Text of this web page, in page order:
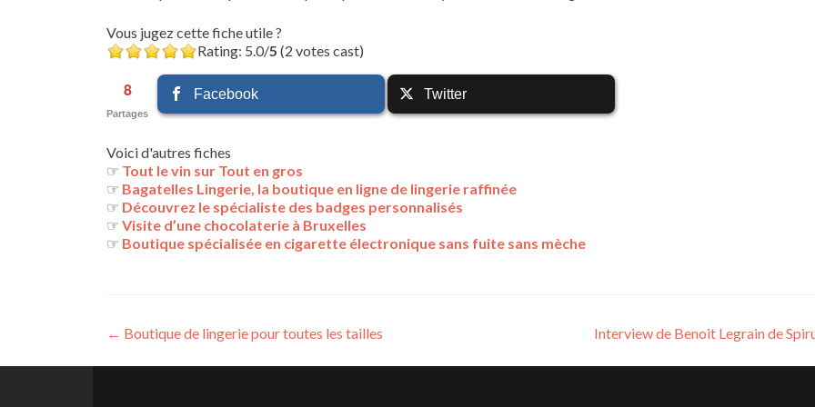
Vous jugez cette fiche utile ?
Rating: 5.0/5 (2 votes cast)
8
Partages
Facebook Twitter
Voici d'autres fiches
☞ Tout le vin sur Tout en gros
☞ Bagatelles Lingerie, la boutique en ligne de lingerie raffinée
☞ Découvrez le spécialiste des badges personnalisés
☞ Visite d’une chocolaterie à Bruxelles
☞ Boutique spécialisée en cigarette électronique sans fuite sans mèche
Navigation
des
← Boutique de lingerie pour toutes les tailles Interview de Benoit Legrain de